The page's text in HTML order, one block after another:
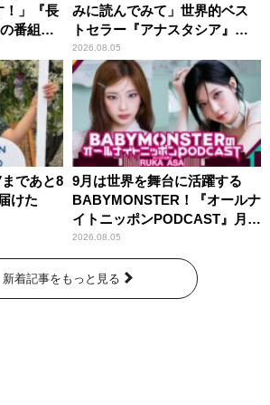
！」『長
番組グ
みに読んでみて」世界的ベス
トセラー『アナスタシア』を
紹介
2026.08.05
であと8
けた
9月は世界を舞台に活躍する
BABYMONSTER！『オールナ
イトニッポンPODCAST』月替
わりパーソナリティ
2026.08.05
新着記事をもっと見る